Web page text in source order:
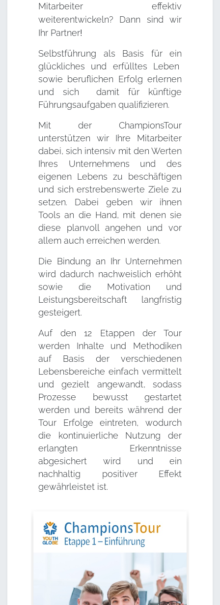
Mitarbeiter effektiv
weiterentwickeln? Dann sind wir
Ihr Partner!
Selbstführung als Basis für ein
glückliches und erfülltes Leben
sowie beruflichen Erfolg erlernen
und sich damit für künftige
Führungsaufgaben qualifizieren.
Mit der ChampionsTour
unterstützen wir Ihre Mitarbeiter
dabei, sich intensiv mit den Werten
Ihres Unternehmens und des
eigenen Lebens zu beschäftigen
und sich erstrebenswerte Ziele zu
setzen. Dabei geben wir ihnen
Tools an die Hand, mit denen sie
diese planvoll angehen und vor
allem auch erreichen werden.
Die Bindung an Ihr Unternehmen
wird dadurch nachweislich erhöht
sowie die Motivation und
Leistungsbereitschaft langfristig
gesteigert.
Auf den 12 Etappen der Tour
werden Inhalte und Methodiken
auf Basis der verschiedenen
Lebensbereiche einfach vermittelt
und gezielt angewandt, sodass
Prozesse bewusst gestartet
werden und bereits während der
Tour Erfolge eintreten, wodurch
die kontinuierliche Nutzung der
erlangten Erkenntnisse
abgesichert wird und ein
nachhaltig positiver Effekt
gewährleistet ist.